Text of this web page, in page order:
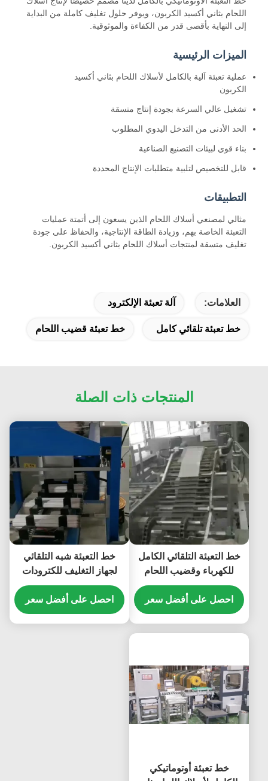
اللحام بثاني أكسيد الكربون، ويوفر حلول تغليف كاملة من البداية
إلى النهاية بأقصى قدر من الكفاءة والموثوقية.
الميزات الرئيسية
عملية تعبئة آلية بالكامل لأسلاك اللحام بثاني أكسيد
الكربون
تشغيل عالي السرعة بجودة إنتاج متسقة
الحد الأدنى من التدخل اليدوي المطلوب
بناء قوي لبيئات التصنيع الصناعية
قابل للتخصيص لتلبية متطلبات الإنتاج المحددة
التطبيقات
مثالي لمصنعي أسلاك اللحام الذين يسعون إلى أتمتة عمليات
التعبئة الخاصة بهم، وزيادة الطاقة الإنتاجية، والحفاظ على جودة
تغليف متسقة لمنتجات أسلاك اللحام بثاني أكسيد الكربون.
العلامات: آلة تعبئة الإلكترود
خط تعبئة تلقائي كامل خط تعبئة قضيب اللحام
المنتجات ذات الصلة
خط التعبئة التلقائي الكامل
للكهرباء وقضيب اللحام
احصل على أفضل سعر
خط التعبئة شبه التلقائي
لجهاز التغليف للكترودات
احصل على أفضل سعر
خط تعبئة أوتوماتيكي